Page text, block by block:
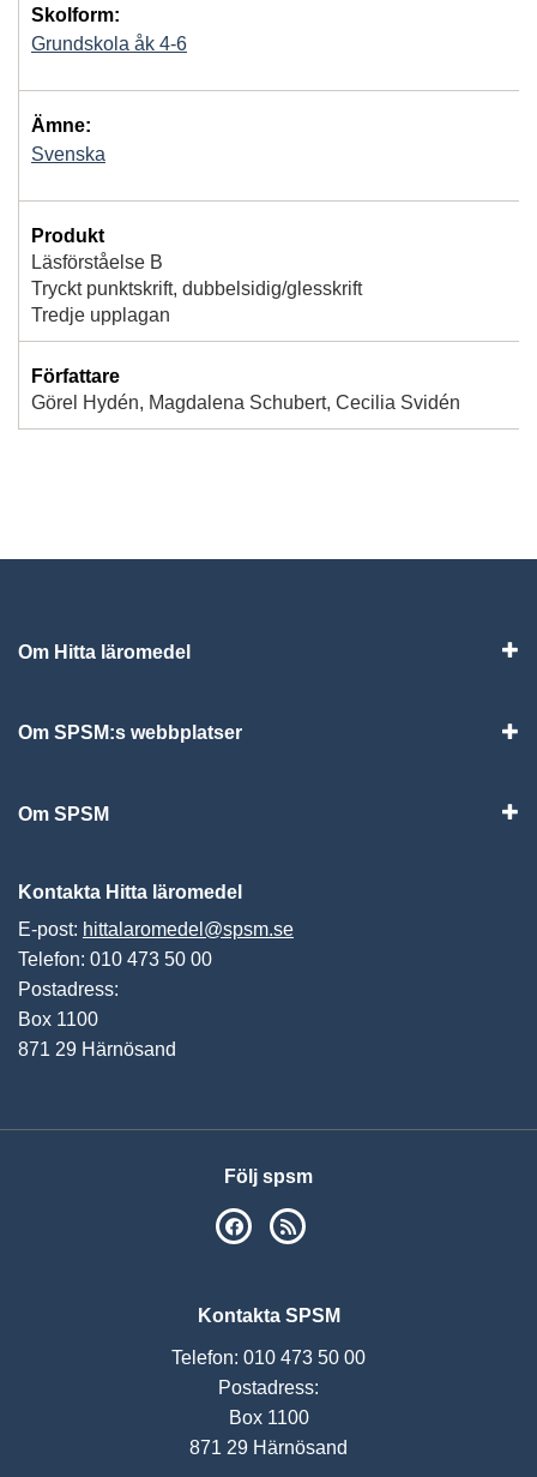
Skolform:
Grundskola åk 4-6
Ämne:
Svenska
Produkt
Läsförståelse B
Tryckt punktskrift, dubbelsidig/glesskrift
Tredje upplagan
Författare
Görel Hydén, Magdalena Schubert, Cecilia Svidén
Om Hitta läromedel
Om SPSM:s webbplatser
Om SPSM
Kontakta Hitta läromedel
E-post: hittalaromedel@spsm.se
Telefon: 010 473 50 00
Postadress:
Box 1100
871 29 Härnösand
Följ spsm
SPSM på Facebook
Kontakta SPSM
Telefon: 010 473 50 00
Postadress:
Box 1100
871 29 Härnösand